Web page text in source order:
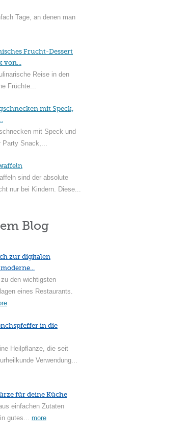
Tage, an denen man
Frucht-Dessert
von...
Reise in den
Früchte...
mit Speck,
mit Speck und
Party Snack,...
sind der absolute
nur bei Kindern. Diese...
Blog
zur digitalen
den wichtigsten
eines Restaurants.
in die
Heilpflanze, die seit
Verwendung...
für deine Küche
einfachen Zutaten
gutes... more